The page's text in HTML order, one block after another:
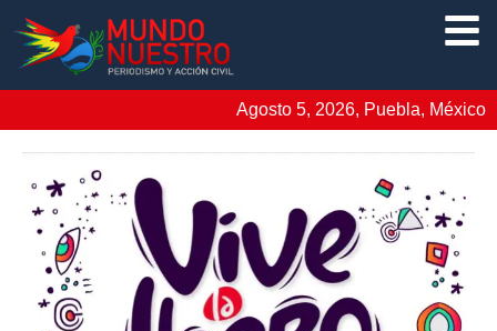
Agosto 5, 2026, Puebla, México